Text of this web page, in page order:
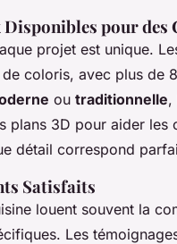
pour des
projet est unique.
coloris, avec plus de
ou traditionnelle,
plans 3D pour aider
détail correspond
Satisfaits
louent souvent la
Les